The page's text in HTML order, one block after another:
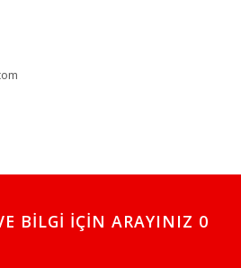
BİLGİ İÇİN ARAYINIZ 0